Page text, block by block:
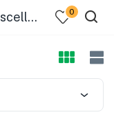
Products tagged "Etc - Miscellanea" 0